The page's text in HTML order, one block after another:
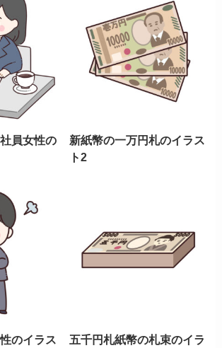
員女性の
新紙幣の一万円札のイラス
ト2
のイラス
五千円札紙幣の札束のイラ